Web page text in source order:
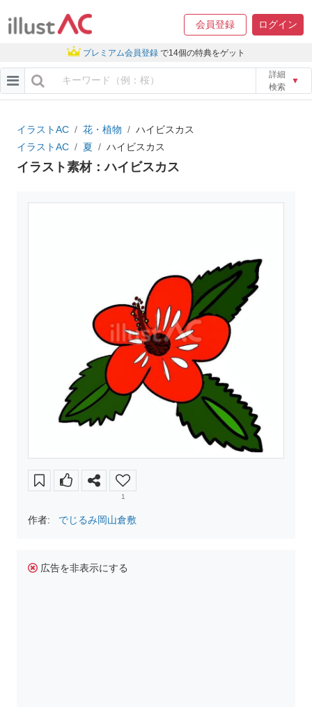
会員登録 ログイン
プレミアム会員登録 で14個の特典をゲット
詳細
検索
▼
イラストAC 花・植物
ハイビスカス
イラストAC
夏 ハイビスカス
イラスト素材：ハイビスカス
1
作者: でじるみ岡山倉敷
広告を非表示にする